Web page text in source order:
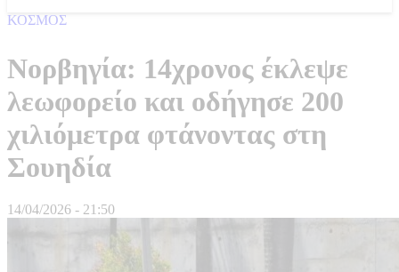
ΚΟΣΜΟΣ
Νορβηγία: 14χρονος έκλεψε
λεωφορείο και οδήγησε 200
χιλιόμετρα φτάνοντας στη
Σουηδία
14/04/2026 - 21:50